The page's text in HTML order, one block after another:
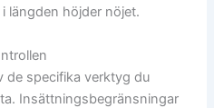
längden höjder nöjet.
de specifika verktyg du
Insättningsbegränsningar